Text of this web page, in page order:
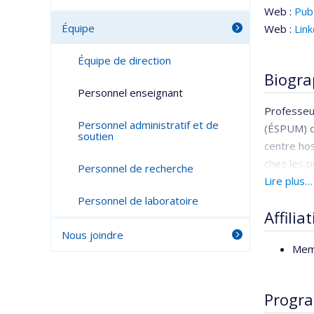
Web :
Web :
(ÉSPUM)
centre
chez les
que
au sein
avant de
Lire plus…
Équipe
Équipe de direction
Personnel enseignant
Personnel administratif et de
soutien
Personnel de recherche
Personnel de laboratoire
Nous joindre